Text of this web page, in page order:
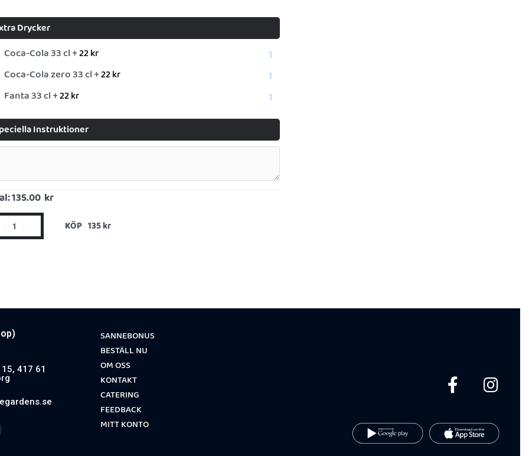
Drycker
Coca-Cola 33 cl +22kr
Coca-Cola zero 33 cl +22kr
Fanta 33 cl +22kr
Instruktioner
135.00 kr
KÖP
417 61
SANNEBONUS
BESTÄLL NU
OM OSS
KONTAKT
CATERING
FEEDBACK
MITT KONTO